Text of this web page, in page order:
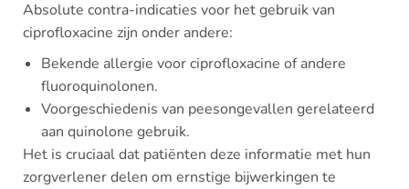
Absolute contra-indicaties voor het gebruik van
ciprofloxacine zijn onder andere:
Bekende allergie voor ciprofloxacine of andere
fluoroquinolonen.
Voorgeschiedenis van peesongevallen gerelateerd
aan quinolone gebruik.
Het is cruciaal dat patiënten deze informatie met hun
zorgverlener delen om ernstige bijwerkingen te